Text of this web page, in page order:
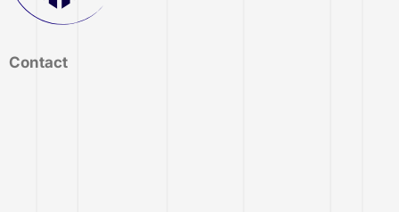
Contact